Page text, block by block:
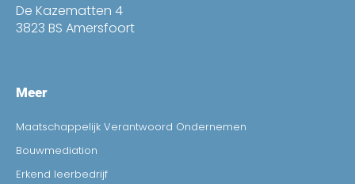
De Kazematten 4
3823 BS Amersfoort
Meer
Maatschappelijk Verantwoord Ondernemen
Bouwmediation
Erkend leerbedrijf